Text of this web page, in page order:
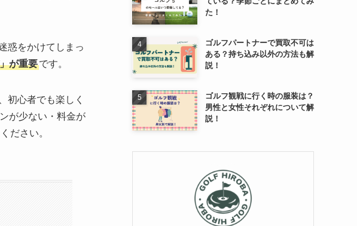
惑をかけてしまっ
が重要です。
初心者でも楽しく
が少ない・料金が
ださい。
た！
ゴルフパートナーで買取不可は
ある？持ち込み以外の方法も解
説！
ゴルフ観戦に行く時の服装は？
男性と女性それぞれについて解
説！